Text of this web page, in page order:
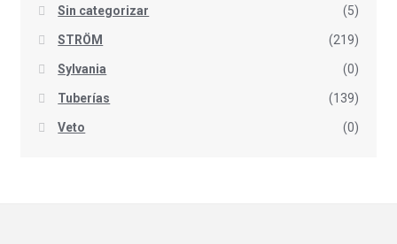
Sin categorizar (5)
STRÖM (219)
Sylvania (0)
Tuberías (139)
Veto (0)